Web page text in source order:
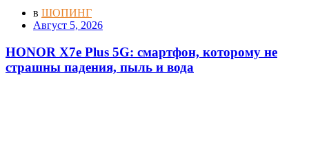
в ШОПИНГ
Август 5, 2026
HONOR X7e Plus 5G: смартфон, которому не
страшны падения, пыль и вода